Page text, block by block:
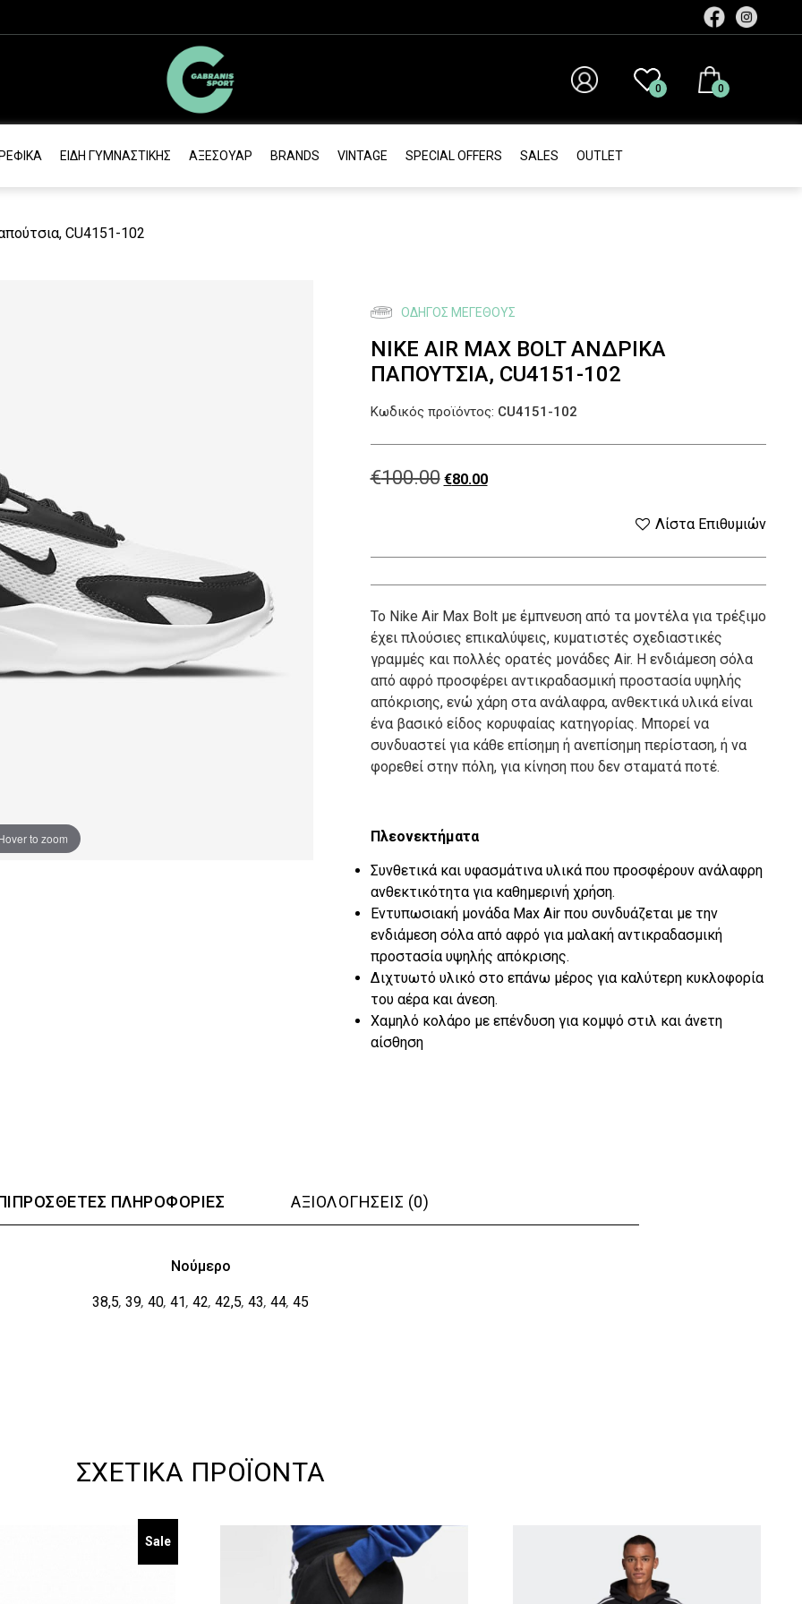
0 0
ΕΊΔΗ ΓΥΜΝΑΣΤΙΚΉΣ ΑΞΕΣΟΥΆΡ BRANDS VINTAGE SPECIAL OFFERS SALES ΟUTLET
CU4151-102
to zoom
NIKE AIR MAX BOLT ΑΝΔΡΙΚΆ
ΠΑΠΟΎΤΣΙΑ, CU4151-102
€100.00Original
was:
€100.00.
€80.00Η
τιμή
είναι:
€80.00.
ΟΔΗΓΌΣ ΜΕΓΈΘΟΥΣ
Το Nike Air Max Bolt με έμπνευση από τα μοντέλα για τρέξιμο
έχει πλούσιες επικαλύψεις, κυματιστές σχεδιαστικές
γραμμές και πολλές ορατές μονάδες Air. Η ενδιάμεση σόλα
από αφρό προσφέρει αντικραδασμική προστασία υψηλής
απόκρισης, ενώ χάρη στα ανάλαφρα, ανθεκτικά υλικά είναι
ένα βασικό είδος κορυφαίας κατηγορίας. Μπορεί να
συνδυαστεί για κάθε επίσημη ή ανεπίσημη περίσταση, ή να
φορεθεί στην πόλη, για κίνηση που δεν σταματά ποτέ.
Πλεονεκτήματα
Συνθετικά και υφασμάτινα υλικά που προσφέρουν ανάλαφρη
ανθεκτικότητα για καθημερινή χρήση.
Εντυπωσιακή μονάδα Max Air που συνδυάζεται με την
ενδιάμεση σόλα από αφρό για μαλακή αντικραδασμική
προστασία υψηλής απόκρισης.
Διχτυωτό υλικό στο επάνω μέρος για καλύτερη κυκλοφορία
του αέρα και άνεση.
Χαμηλό κολάρο με επένδυση για κομψό στιλ και άνετη
αίσθηση
Λίστα Επιθυμιών
Κωδικός προϊόντος: CU4151-102
ΠΛΗΡΟΦΟΡΊΕΣ ΑΞΙΟΛΟΓΉΣΕΙΣ (0)
Νούμερο
38,5, 39, 40, 41, 42, 42,5, 43, 44, 45
ΣΧΕΤΙΚΆ ΠΡΟΪΌΝΤΑ
Sale